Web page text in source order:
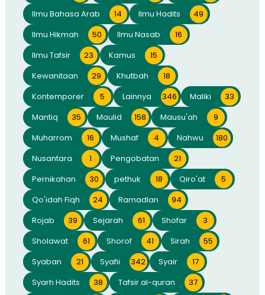
Ilmu Bahasa Arab
14 Ilmu Hadits
49
Ilmu Hikmah
50 Ilmu Nasab
16
Ilmu Tafsir
23 Kamus
15
Kewanitaan
29 Khutbah
18
Kontemporer
5 Lainnya 346 Maliki
33
Mantiq
35 Maulid 158 Mausu'ah
9
Muharrom
16 Mushaf 4 Nahwu
180
Nusantara
1 Pengobatan
21
Pernikahan
30 pethuk 18 Qiro'at
5
Qo'idah Fiqh
24 Ramadlan
94
Rojab
39 Sejarah 61 Shofar
3
Sholawat
61 Shorof 41 Sirah
55
Syaban
21 Syafii 342 Syair
17
Syarh Hadits
38 Tafsir al-quran
37